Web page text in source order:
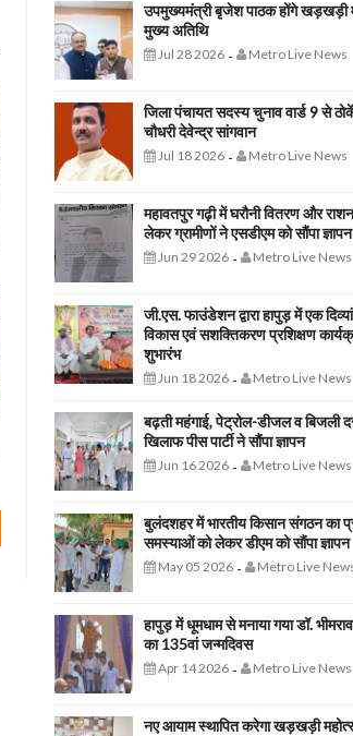
उपमुख्यमंत्री बृजेश पाठक होंगे खड़खड़ी
मुख्य अतिथि
Jul 28 2026 - Metro Live News
जिला पंचायत सदस्य चुनाव वार्ड 9 से
चौधरी देवेन्द्र सांगवान
Jul 18 2026 - Metro Live News
महावतपुर गढ़ी में घरौनी वितरण और
लेकर ग्रामीणों ने एसडीएम को सौंपा ज्ञापन
Jun 29 2026 - Metro Live News
जी.एस. फाउंडेशन द्वारा हापुड़ में एक
विकास एवं सशक्तिकरण प्रशिक्षण
शुभारंभ
Jun 18 2026 - Metro Live News
बढ़ती महंगाई, पेट्रोल-डीजल व बिजली
खिलाफ पीस पार्टी ने सौंपा ज्ञापन
Jun 16 2026 - Metro Live News
बुलंदशहर में भारतीय किसान संगठन का
समस्याओं को लेकर डीएम को सौंपा ज्ञापन
May 05 2026 - Metro Live
हापुड़ में धूमधाम से मनाया गया डॉ.
का 135वां जन्मदिवस
Apr 14 2026 - Metro Live News
नए आयाम स्थापित करेगा खड़खड़ी